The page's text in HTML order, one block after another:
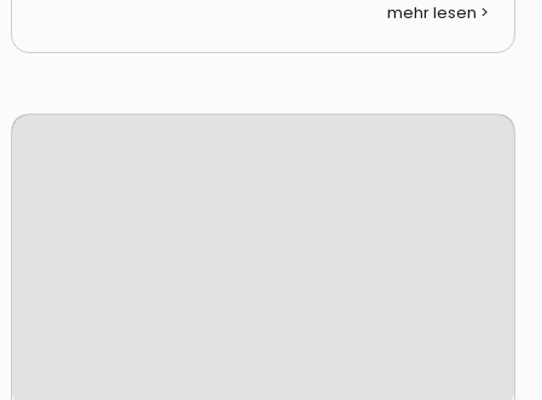
mehr lesen >